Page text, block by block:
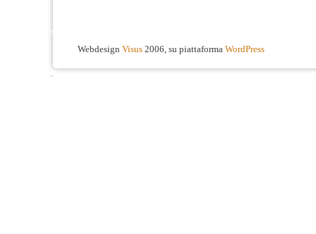
Webdesign Visus 2006, su piattaforma WordPress